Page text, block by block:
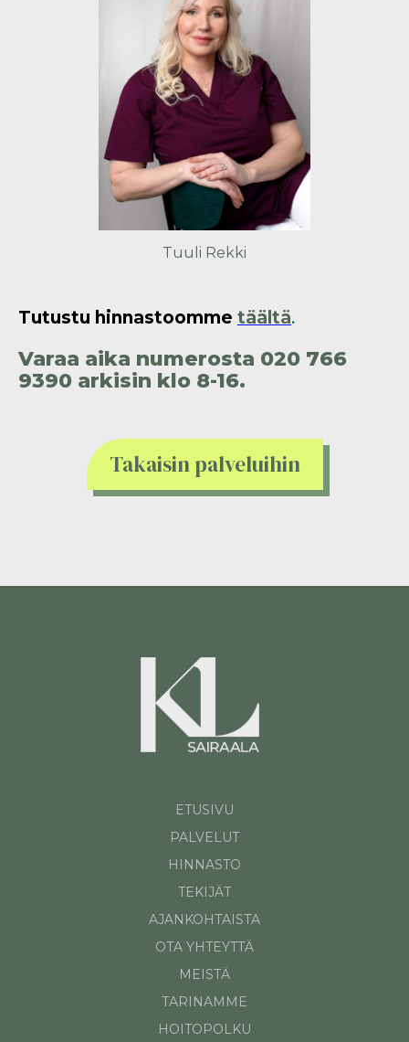
Tuuli Rekki
Tutustu hinnastoomme täältä.
Varaa aika numerosta 020 766
9390 arkisin klo 8-16.
Takaisin palveluihin
ETUSIVU
PALVELUT
HINNASTO
TEKIJÄT
AJANKOHTAISTA
OTA YHTEYTTÄ
MEISTÄ
TARINAMME
HOITOPOLKU